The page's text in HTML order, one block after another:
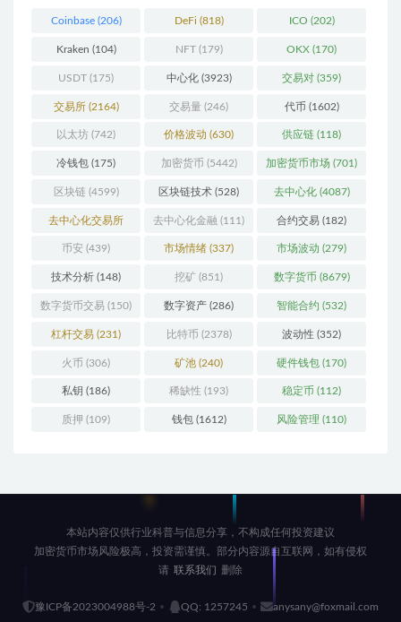
Coinbase(206) DeFi (818) ICO (202)
Kraken (104) NFT(179) OKX (170)
USDT (175) 中心化(3923) 交易对 (359)
交易所(2164) 交易量 (246) 代币 (1602)
以太坊 (742) 价格波动 (630) 供应链 (118)
冷钱包 (175) 加密货币 (5442) 加密货币市场 (701)
区块链(4599) 区块链技术 (528) 去中心化(4087)
去中心化交易所
(196)
去中心化金融 (111) 合约交易 (182)
币安 (439) 市场情绪 (337) 市场波动 (279)
技术分析 (148) 挖矿 (851) 数字货币 (8679)
数字货币交易 (150) 数字资产 (286) 智能合约 (532)
杠杆交易 (231) 比特币 (2378) 波动性 (352)
火币 (306) 矿池 (240) 硬件钱包 (170)
私钥 (186) 稀缺性 (193) 稳定币 (112)
质押 (109) 钱包(1612) 风险管理 (110)
本站内容仅供行业科普与信息分享，不构成任何投资建议
加密货币市场风险极高，投资需谨慎。部分内容源自互联网，如有侵权
请 联系我们 删除
豫ICP备2023004988号-2 QQ: 1257245 anysany@foxmail.com